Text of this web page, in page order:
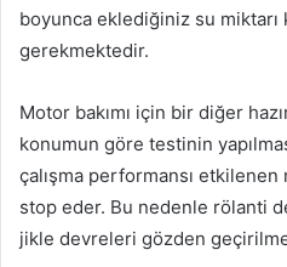
boyunca eklediğiniz su
gerekmektedir.
Motor bakımı için bir diğer
konumun göre testinin
çalışma performansı
stop eder. Bu nedenle rölanti
jikle devreleri gözden